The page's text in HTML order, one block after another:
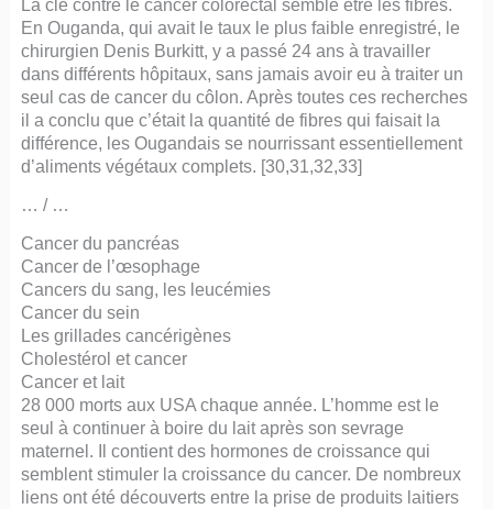
La clé contre le cancer colorectal semble être les fibres.
En Ouganda, qui avait le taux le plus faible enregistré, le
chirurgien Denis Burkitt, y a passé 24 ans à travailler
dans différents hôpitaux, sans jamais avoir eu à traiter un
seul cas de cancer du côlon. Après toutes ces recherches
il a conclu que c’était la quantité de fibres qui faisait la
différence, les Ougandais se nourrissant essentiellement
d’aliments végétaux complets. [30,31,32,33]
… / …
Cancer du pancréas
Cancer de l’œsophage
Cancers du sang, les leucémies
Cancer du sein
Les grillades cancérigènes
Cholestérol et cancer
Cancer et lait
28 000 morts aux USA chaque année. L’homme est le
seul à continuer à boire du lait après son sevrage
maternel. Il contient des hormones de croissance qui
semblent stimuler la croissance du cancer. De nombreux
liens ont été découverts entre la prise de produits laitiers